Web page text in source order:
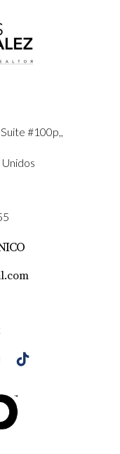
#100p,,